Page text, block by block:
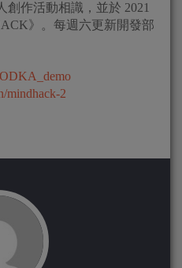
作活動相識，並於 2021
》。每週六更新開發部
mindhack-2